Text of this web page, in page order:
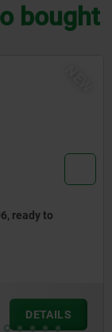
bought
duplex, 5/8" x
33,41 €
costs